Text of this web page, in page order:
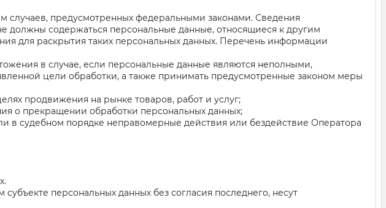
предусмотренных федеральными законами. Сведения
должны содержаться персональные данные, относящиеся к другим
для раскрытия таких персональных данных. Перечень информации
в случае, если персональные данные являются неполными,
цели обработки, а также принимать предусмотренные законом меры
продвижения на рынке товаров, работ и услуг;
о прекращении обработки персональных данных;
в судебном порядке неправомерные действия или бездействие Оператора
персональных данных без согласия последнего, несут